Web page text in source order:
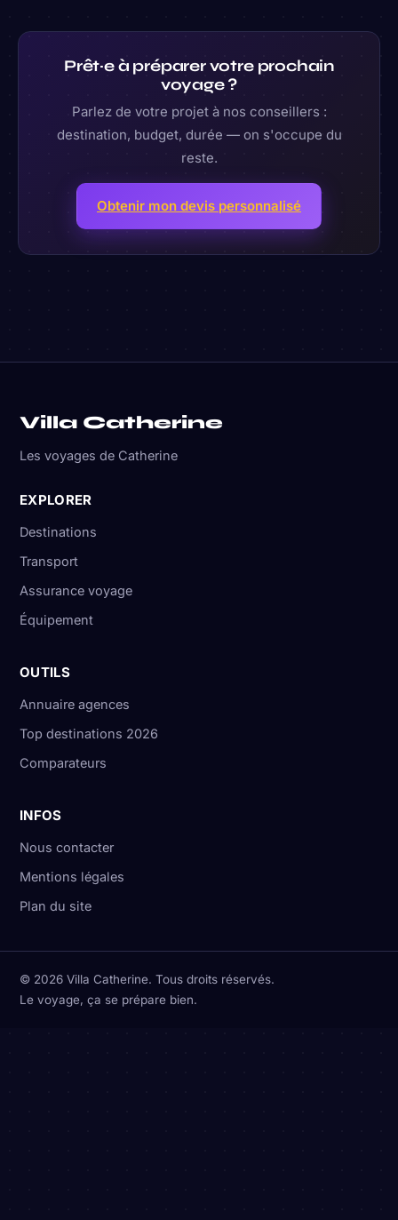
Prêt·e à préparer votre prochain
voyage ?
Parlez de votre projet à nos conseillers :
destination, budget, durée — on s'occupe du
reste.
Obtenir mon devis personnalisé
Villa Catherine
Les voyages de Catherine
EXPLORER
Destinations
Transport
Assurance voyage
Équipement
OUTILS
Annuaire agences
Top destinations 2026
Comparateurs
INFOS
Nous contacter
Mentions légales
Plan du site
© 2026 Villa Catherine. Tous droits réservés.
Le voyage, ça se prépare bien.